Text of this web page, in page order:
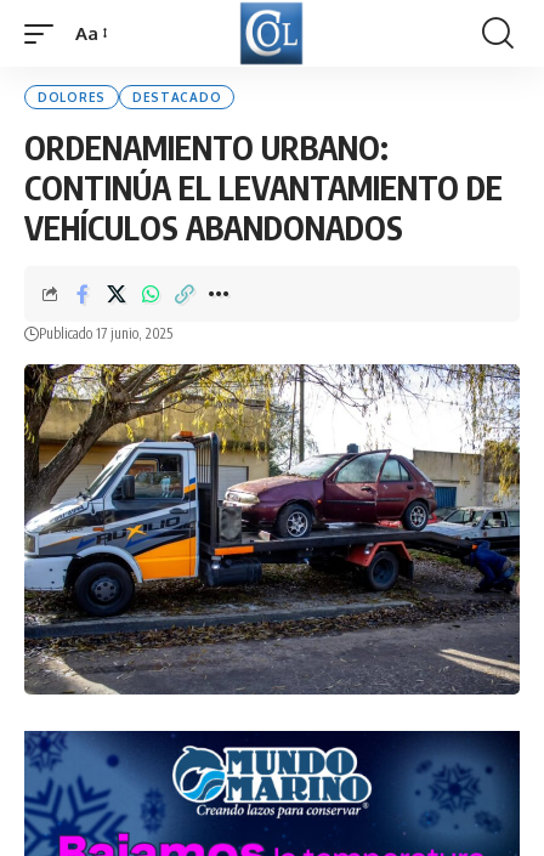
Font
Aa
DOLORES DESTACADO
ORDENAMIENTO URBANO:
CONTINÚA EL LEVANTAMIENTO DE
VEHÍCULOS ABANDONADOS
Publicado 17 junio, 2025